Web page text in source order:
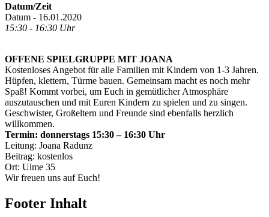
Datum/Zeit
Datum - 16.01.2020
15:30 - 16:30 Uhr
OFFENE SPIELGRUPPE MIT JOANA
Kostenloses Angebot für alle Familien mit Kindern von 1-3 Jahren.
Hüpfen, klettern, Türme bauen. Gemeinsam macht es noch mehr
Spaß! Kommt vorbei, um Euch in gemütlicher Atmosphäre
auszutauschen und mit Euren Kindern zu spielen und zu singen.
Geschwister, Großeltern und Freunde sind ebenfalls herzlich
willkommen.
Termin: donnerstags 15:30 – 16:30 Uhr
Leitung: Joana Radunz
Beitrag: kostenlos
Ort: Ulme 35
Wir freuen uns auf Euch!
Footer Inhalt